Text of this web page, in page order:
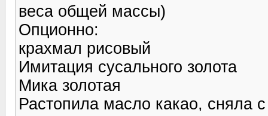
веса общей массы)
Опционно:
крахмал рисовый
Имитация сусального золота
Мика золотая
Растопила масло какао, сняла